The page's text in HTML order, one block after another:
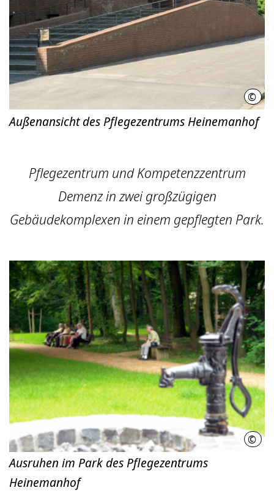
© LHH
Außenansicht des Pflegezentrums Heinemanhof
Pflegezentrum und Kompetenzzentrum
Demenz in zwei großzügigen
Gebäudekomplexen in einem gepflegten Park.
© LHH
Ausruhen im Park des Pflegezentrums
Heinemanhof